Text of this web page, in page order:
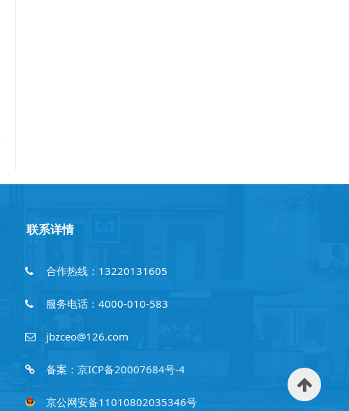
联系详情
合作热线：13220131605
服务电话：4000-010-583
jbzceo@126.com
备案： 京ICP备20007684号-4
京公网安备11010802035346号